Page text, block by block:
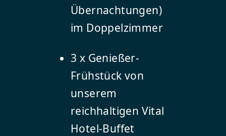
Übernachtungen)
im Doppelzimmer
3 x Genießer-
Frühstück von
unserem
reichhaltigen Vital
Hotel-Buffet